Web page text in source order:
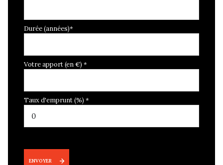
Durée (années)*
Votre apport (en €) *
Taux d'emprunt (%) *
ENVOYER